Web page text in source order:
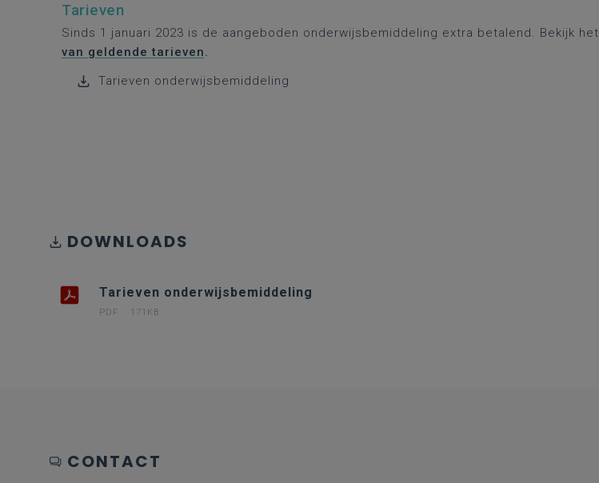
Tarieven
Sinds 1 januari 2023 is de aangeboden onderwijsbemiddeling extra betalend. Bekijk het
van geldende tarieven.
Tarieven onderwijsbemiddeling
DOWNLOADS
Tarieven onderwijsbemiddeling
PDF 171KB
CONTACT